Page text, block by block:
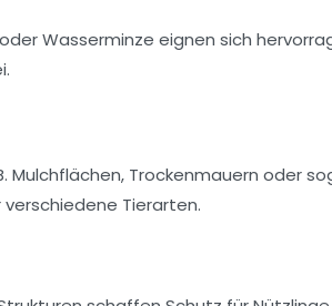
oderWasserminze eignen sich
Mulchflächen, Trockenmauern oder
verschiedene Tierarten.